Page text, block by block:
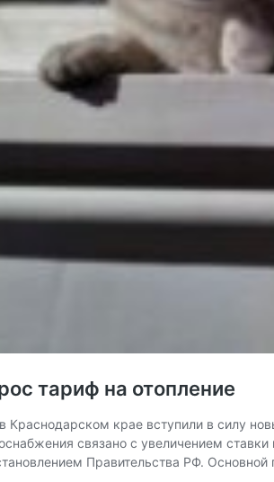
тариф на отопление
Краснодарском крае вступили в силу
связано с увеличением
Правительства РФ. Основной